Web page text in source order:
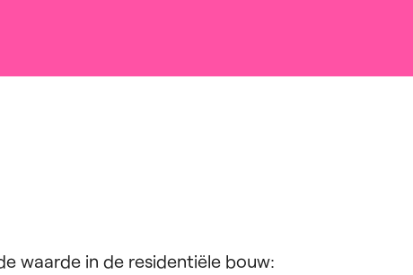
waarde in de residentiële bouw: